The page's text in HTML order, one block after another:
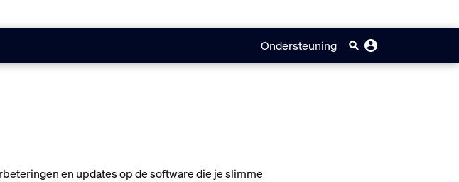
Ondersteuning
en updates op de software die je slimme